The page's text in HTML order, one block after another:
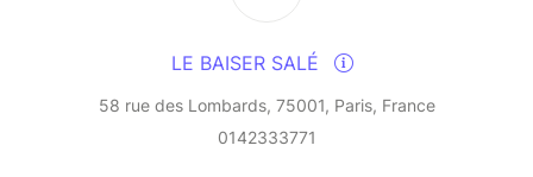
inspiration from renowned jazz musicians such as Bill
Evans, Keith Jarrett, Hank Jones, and more
contemporary artists like Pat Metheny, Avishai
Cohen, Ben Wendel, Tigran, Pedro Martins, he
developed his sensitivity and musical universe
LE BAISER SALÉ
58 rue des Lombards, 75001, Paris, France
0142333771